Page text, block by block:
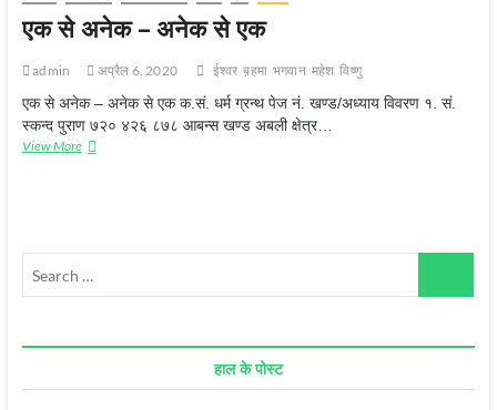
एक से अनेक – अनेक से एक
admin अप्रैल 6, 2020 ईश्‍वर ब़हमा भगवान महेश विष्‍णु
एक से अनेक – अनेक से एक क.सं. धर्म ग्रन्थ पेज नं. खण्ड/अध्याय विवरण १. सं.
स्कन्द पुराण ७२० ४२६ ८७८ आबन्स खण्ड अबली क्षेत्र…
View Moreएक
एक
हाल के पोस्ट